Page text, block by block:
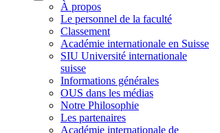
À propos
Le personnel de la faculté
Classement
Académie internationale en Suisse
SIU Université internationale
suisse
Informations générales
OUS dans les médias
Notre Philosophie
Les partenaires
Académie internationale de